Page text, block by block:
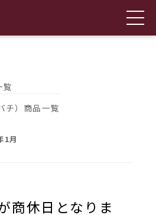
タリア、アメリカ
ファッションとオ
をお伝えします
チ）商品一覧
1月
商休日となりま